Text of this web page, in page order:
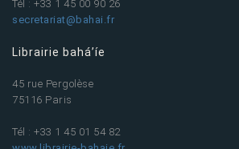
Tél : +33 1 45 00 90 26
secretariat@bahai.fr
Librairie bahá’íe
45 rue Pergolèse
75116 Paris
Tél : +33 1 45 01 54 82